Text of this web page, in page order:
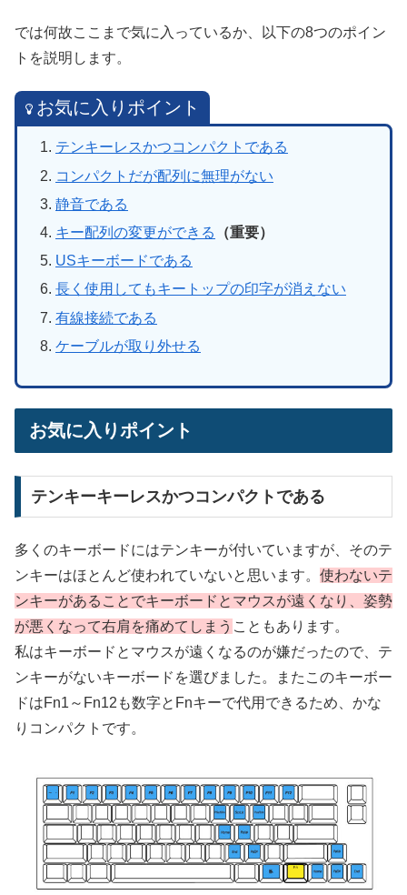
では何故ここまで気に入っているか、以下の8つのポイン
トを説明します。
お気に入りポイント
テンキーレスかつコンパクトである
コンパクトだが配列に無理がない
静音である
キー配列の変更ができる
（重要）
USキーボードである
長く使用してもキートップの印字が消えない
有線接続である
ケーブルが取り外せる
お気に入りポイント
テンキーキーレスかつコンパクトである
多くのキーボードにはテンキーが付いていますが、そのテ
ンキーはほとんど使われていないと思います。 使わないテ
ンキーがあることでキーボードとマウスが遠くなり、姿勢
が悪くなって右肩を痛めてしまう こともあります。
私はキーボードとマウスが遠くなるのが嫌だったので、テ
ンキーがないキーボードを選びました。またこのキーボー
ドはFn1～Fn12も数字とFnキーで代用できるため、かな
りコンパクトです。